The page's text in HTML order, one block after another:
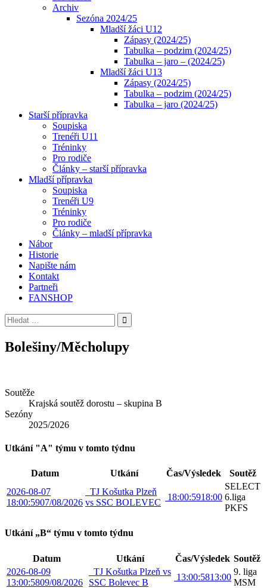
Archiv
Sezóna 2024/25
Mladší žáci U12
Zápasy (2024/25)
Tabulka – podzim (2024/25)
Tabulka – jaro – (2024/25)
Mladší žáci U13
Zápasy (2024/25)
Tabulka – podzim (2024/25)
Tabulka – jaro (2024/25)
Starší přípravka
Soupiska
Trenéři U11
Tréninky
Pro rodiče
Články – starší přípravka
Mladší přípravka
Soupiska
Trenéři U9
Tréninky
Pro rodiče
Články – mladší přípravka
Nábor
Historie
Napište nám
Kontakt
Partneři
FANSHOP
Vyhledávání
Bolešiny/Měcholupy
Soutěže
Krajská soutěž dorostu – skupina B
Sezóny
2025/2026
Utkání "A" týmu v tomto týdnu
Datum Utkání Čas/Výsledek
Soutěž
2026-08-07
18:00:5907/08/2026
TJ Košutka Plzeň
vs SSC BOLEVEC
18:00:5918:00
SELECT
6.liga
PKFS
Utkání „B“ týmu v tomto týdnu
Datum Utkání Čas/Výsledek Soutěž
2026-08-09
13:00:5809/08/2026
TJ Košutka Plzeň vs
SSC Bolevec B
13:00:5813:00
9. liga
MSM